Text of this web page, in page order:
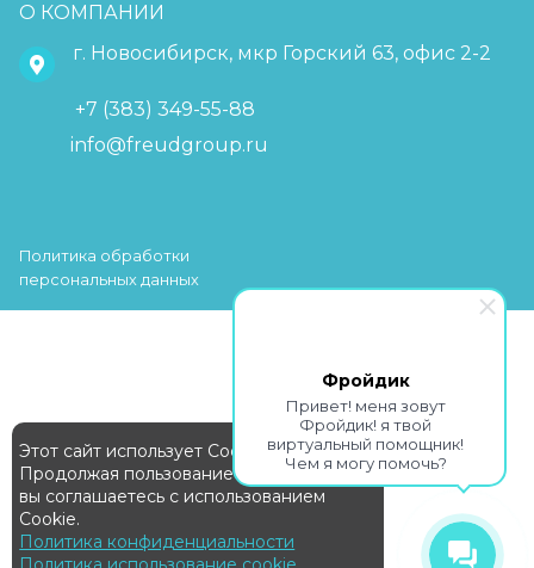
Фройдик
Привет! меня зовут
Фройдик! я твой
виртуальный помощник!
Чем я могу помочь?
О КОМПАНИИ
г. Новосибирск, мкр Горский 63, офис 2-2
+7 (383) 349-55-88
info@freudgroup.ru
Политика обработки
персональных данных
Этот сайт использует Cookie
Продолжая пользование сайтом,
вы соглашаетесь с использованием
Cookie.
Политика конфиденциальности